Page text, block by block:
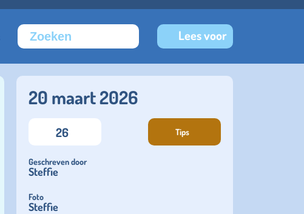
Lees voor
20 maart 2026
26
Geschreven door
Steffie
Foto
Steffie
Tips